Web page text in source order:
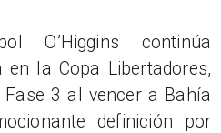
O’Higgins continúa
la Copa Libertadores,
3 al vencer a Bahía
definición por